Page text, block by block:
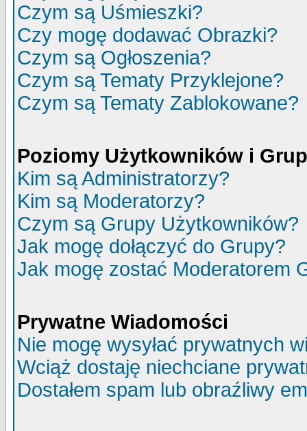
Czym są Uśmieszki?
Czy mogę dodawać Obrazki?
Czym są Ogłoszenia?
Czym są Tematy Przyklejone?
Czym są Tematy Zablokowane?
Poziomy Użytkowników i
Kim są Administratorzy?
Kim są Moderatorzy?
Czym są Grupy Użytkowników?
Jak mogę dołączyć do Grupy?
Jak mogę zostać Moderatorem
Prywatne Wiadomości
Nie mogę wysyłać prywatnych
Wciąż dostaję niechciane
Dostałem spam lub obraźliwy